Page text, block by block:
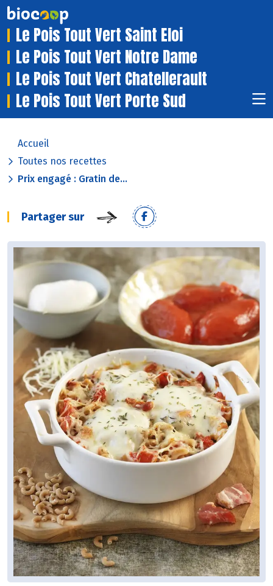
Le Pois Tout Vert Saint Eloi
Le Pois Tout Vert Notre Dame
Le Pois Tout Vert Chatellerault
Le Pois Tout Vert Porte Sud
Accueil
Toutes nos recettes
Prix engagé : Gratin de...
Partager sur